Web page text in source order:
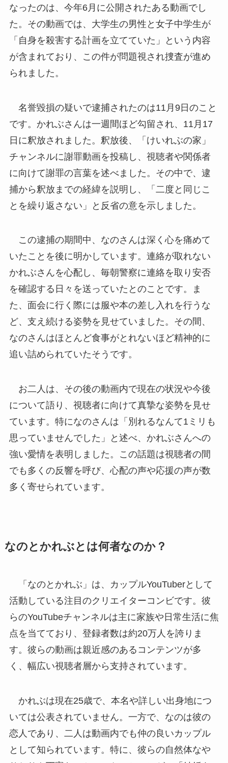
なったのは、今年6月に公開されたある動画でし
た。その動画では、大学生の男性と女子中学生が
「自身を殺害する計画を立てていた」という内容
が含まれており、この件が問題視され捜査が進め
られました。
名誉毀損の疑いで逮捕されたのは11月9日のこと
です。かれぶさんは一週間ほど勾留され、11月17
日に釈放されました。釈放後、「けいれぶの家」
チャンネルに謝罪動画を投稿し、視聴者や関係者
に向けて謝罪の言葉を述べました。その中で、逮
捕から釈放までの経緯を説明し、「二度と同じこ
とを繰り返さない」と反省の意を示しました。
この逮捕の期間中、なのさんは深く心を痛めて
いたことを後に明かしています。連絡が取れない
かれぶさんを心配し、毎朝警察に連絡を取り安否
を確認する日々を送っていたとのことです。ま
た、面会に行く際には服や本の差し入れを行うな
ど、支え続ける姿勢を見せていました。その間、
なのさんはほとんど食事がとれないほど精神的に
追い詰められていたそうです。
お二人は、その後の動画内で現在の状況や今後
について語り、視聴者に向けて真摯な姿勢を見せ
ています。特になのさんは「別れるなんて1ミリも
思っていませんでした」と述べ、かれぶさんへの
強い愛情を表明しました。この話題は視聴者の間
でも多くの反響を呼び、心配の声や応援の声が数
多く寄せられています。
なのとかれぶとは何者なのか？
「なのとかれぶ」は、カップルYouTuberとして
活動している注目のクリエイターコンビです。彼
らのYouTubeチャンネルは主に家族や日常生活に焦
点を当てており、登録者数は約20万人を誇りま
す。彼らの動画は親近感のあるコンテンツが多
く、幅広い視聴者層から支持されています。
かれぶは現在25歳で、本名や詳しい出身地につ
いては公表されていません。一方で、なのは彼の
恋人であり、二人は動画内でも仲の良いカップル
として知られています。特に、彼らの自然体なや